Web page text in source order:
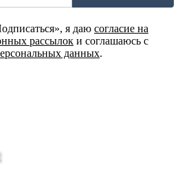
я даю согласие на
рассылок и соглашаюсь с
данных.